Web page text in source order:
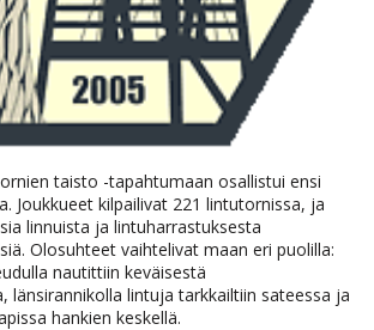
taisto -tapahtumaan osallistui ensi
Joukkueet kilpailivat 221 lintutornissa, ja
linnuista ja lintuharrastuksesta
Olosuhteet vaihtelivat maan eri puolilla:
nautittiin keväisestä
länsirannikolla lintuja tarkkailtiin sateessa ja
hankien keskellä.